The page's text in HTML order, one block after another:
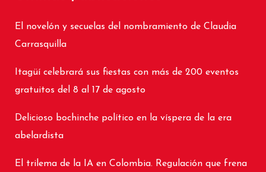
El novelón y secuelas del nombramiento de Claudia
Carrasquilla
Itagüí celebrará sus fiestas con más de 200 eventos
gratuitos del 8 al 17 de agosto
Delicioso bochinche político en la víspera de la era
abelardista
El trilema de la IA en Colombia. Regulación que frena